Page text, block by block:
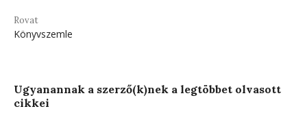
Rovat
Könyvszemle
Ugyanannak a szerző(k)nek a legtöbbet olvasott
cikkei